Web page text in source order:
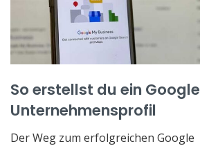
So erstellst du ein Google
Unternehmensprofil
Der Weg zum erfolgreichen Google